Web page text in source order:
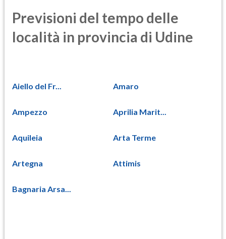
Previsioni del tempo delle
località in provincia di Udine
Aiello del Fr... Amaro
Ampezzo Aprilia Marit...
Aquileia Arta Terme
Artegna Attimis
Bagnaria Arsa...